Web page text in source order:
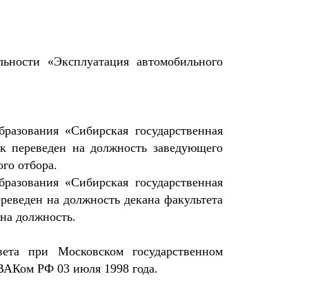
«Эксплуатация автомобильного
«Сибирская государственная
на должность заведующего
отбора.
«Сибирская государственная
на должность декана факультета
должность.
при Московском государственном
РФ 03 июля 1998 года.